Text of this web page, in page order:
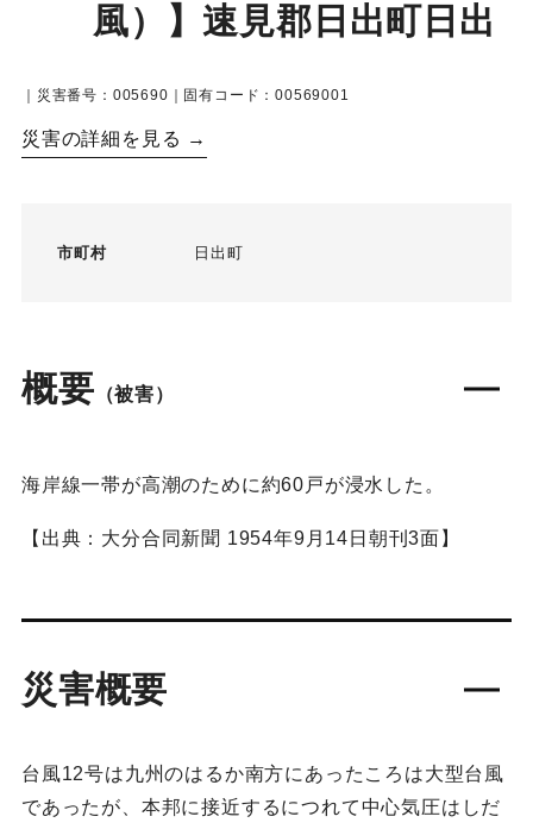
風）】速見郡日出町日出
｜災害番号：005690｜固有コード：00569001
災害の詳細を見る →
市町村 日出町
概要 （被害）
海岸線一帯が高潮のために約60戸が浸水した。
【出典：大分合同新聞 1954年9月14日朝刊3面】
災害概要
台風12号は九州のはるか南方にあったころは大型台風
であったが、本邦に接近するにつれて中心気圧はしだ